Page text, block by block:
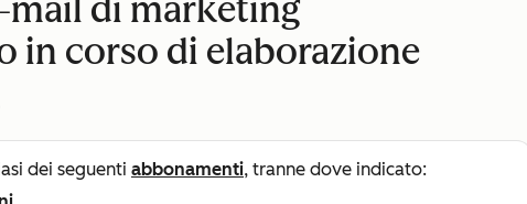
mail di marketing
in corso di elaborazione
dei seguenti abbonamenti, tranne dove indicato: